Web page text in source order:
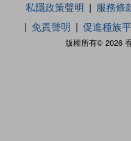
版權所有© 2026
私隱政策聲明 服務條
免責聲明
促進種族